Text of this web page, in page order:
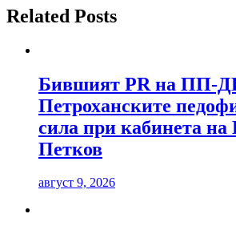
Related Posts
Бившият PR на ПП-
Петроханските
сила при кабинета
Петков
август 9, 2026